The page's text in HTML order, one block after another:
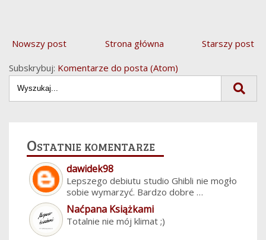
Nowszy post Starszy post
Strona główna
Subskrybuj: Komentarze do posta (Atom)
Ostatnie komentarze
dawidek98
Lepszego debiutu studio Ghibli nie mogło
sobie wymarzyć. Bardzo dobre …
Naćpana Książkami
Totalnie nie mój klimat ;)